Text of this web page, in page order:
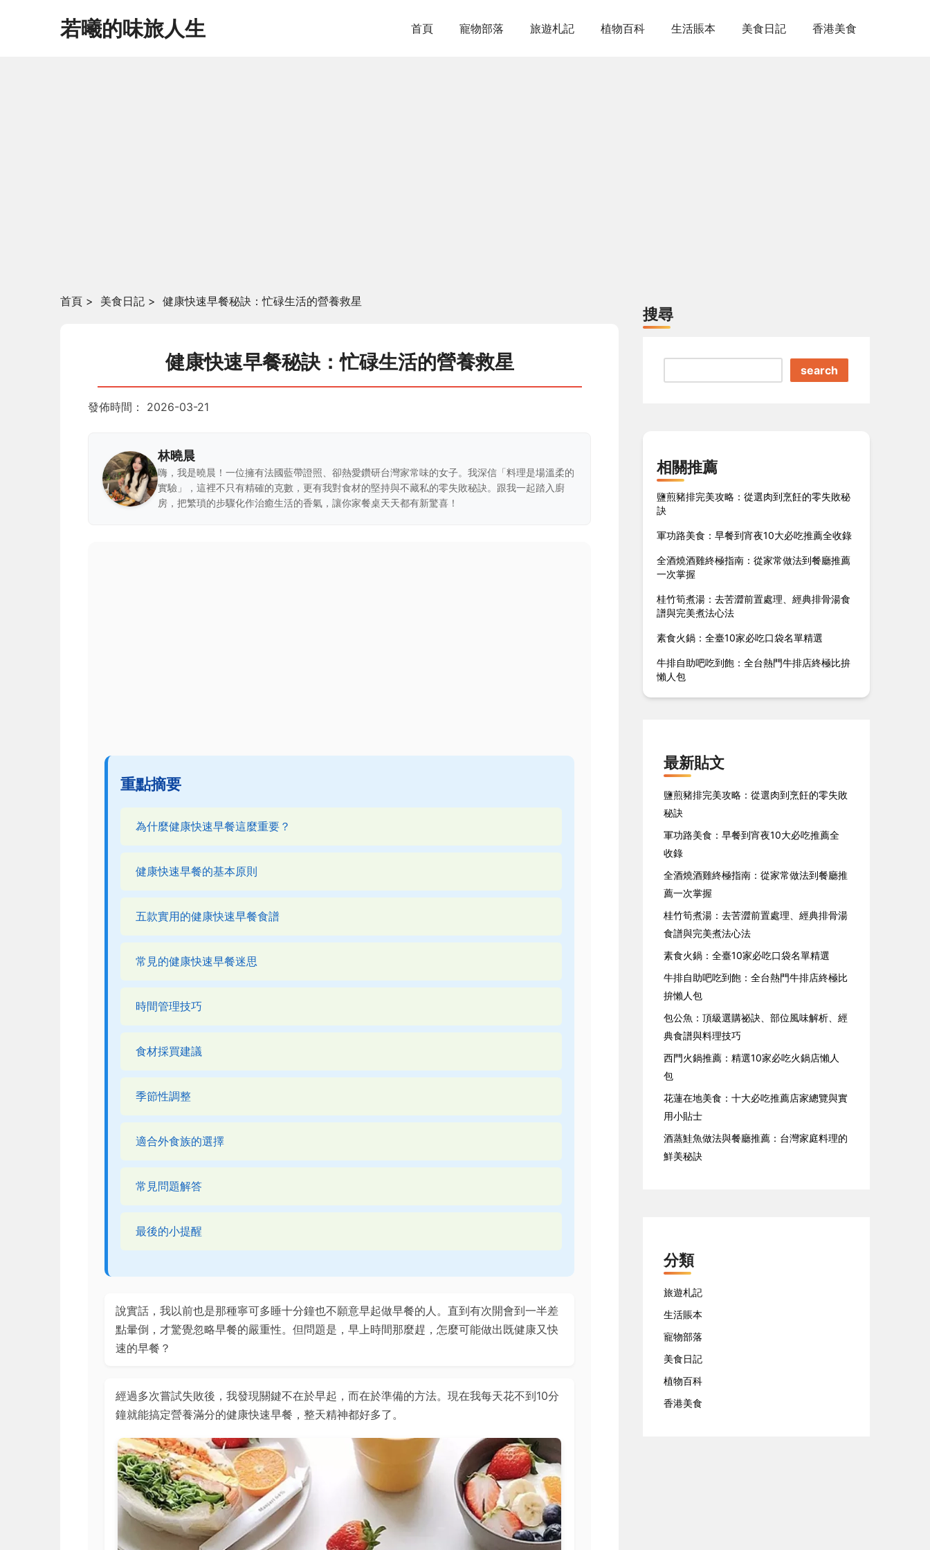
若曦的味旅人生 首頁 寵物部落 旅遊札記 植物百科 生活賬本 美食日記 香港美食
首頁 > 美食日記 > 健康快速早餐秘訣：忙碌生活的營養救星
健康快速早餐秘訣：忙碌生活的營養救星
發佈時間： 2026-03-21
林曉晨
嗨，我是曉晨！一位擁有法國藍帶證照、卻熱愛鑽研台灣家常味的女子。我深信「料理是場溫柔的
實驗」，這裡不只有精確的克數，更有我對食材的堅持與不藏私的零失敗秘訣。跟我一起踏入廚
房，把繁瑣的步驟化作治癒生活的香氣，讓你家餐桌天天都有新驚喜！
重點摘要
為什麼健康快速早餐這麼重要？
健康快速早餐的基本原則
五款實用的健康快速早餐食譜
常見的健康快速早餐迷思
時間管理技巧
食材採買建議
季節性調整
適合外食族的選擇
常見問題解答
最後的小提醒
說實話，我以前也是那種寧可多睡十分鐘也不願意早起做早餐的人。直到有次開會到一半差
點暈倒，才驚覺忽略早餐的嚴重性。但問題是，早上時間那麼趕，怎麼可能做出既健康又快
速的早餐？
經過多次嘗試失敗後，我發現關鍵不在於早起，而在於準備的方法。現在我每天花不到10分
鐘就能搞定營養滿分的健康快速早餐，整天精神都好多了。
搜尋
search
相關推薦
鹽煎豬排完美攻略：從選肉到烹飪的零失敗秘
訣
軍功路美食：早餐到宵夜10大必吃推薦全收錄
全酒燒酒雞終極指南：從家常做法到餐廳推薦
一次掌握
桂竹筍煮湯：去苦澀前置處理、經典排骨湯食
譜與完美煮法心法
素食火鍋：全臺10家必吃口袋名單精選
牛排自助吧吃到飽：全台熱門牛排店終極比拚
懶人包
最新貼文
鹽煎豬排完美攻略：從選肉到烹飪的零失敗
秘訣
軍功路美食：早餐到宵夜10大必吃推薦全
收錄
全酒燒酒雞終極指南：從家常做法到餐廳推
薦一次掌握
桂竹筍煮湯：去苦澀前置處理、經典排骨湯
食譜與完美煮法心法
素食火鍋：全臺10家必吃口袋名單精選
牛排自助吧吃到飽：全台熱門牛排店終極比
拚懶人包
包公魚：頂級選購祕訣、部位風味解析、經
典食譜與料理技巧
西門火鍋推薦：精選10家必吃火鍋店懶人
包
花蓮在地美食：十大必吃推薦店家總覽與實
用小貼士
酒蒸鮭魚做法與餐廳推薦：台灣家庭料理的
鮮美秘訣
分類
旅遊札記
生活賬本
寵物部落
美食日記
植物百科
香港美食